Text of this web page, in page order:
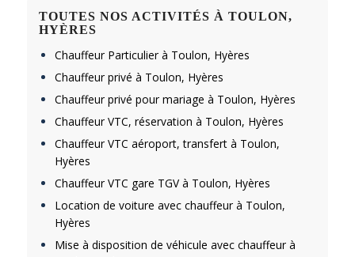
TOUTES NOS ACTIVITÉS À TOULON,
HYÈRES
Chauffeur Particulier à Toulon, Hyères
Chauffeur privé à Toulon, Hyères
Chauffeur privé pour mariage à Toulon, Hyères
Chauffeur VTC, réservation à Toulon, Hyères
Chauffeur VTC aéroport, transfert à Toulon,
Hyères
Chauffeur VTC gare TGV à Toulon, Hyères
Location de voiture avec chauffeur à Toulon,
Hyères
Mise à disposition de véhicule avec chauffeur à